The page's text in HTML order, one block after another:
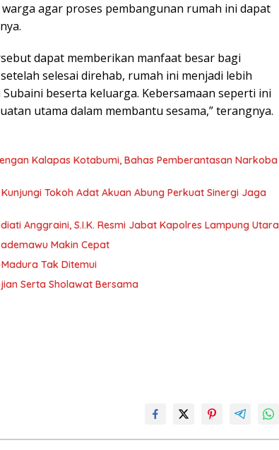
agar proses pembangunan rumah ini dapat
dapat memberikan manfaat besar bagi
selesai direhab, rumah ini menjadi lebih
beserta keluarga. Kebersamaan seperti ini
utama dalam membantu sesama,” terangnya.
Kalapas Kotabumi, Bahas Pemberantasan Narkoba
Tokoh Adat Akuan Abung Perkuat Sinergi Jaga
Anggraini, S.I.K. Resmi Jabat Kapolres Lampung Utara
Makin Cepat
Tak Ditemui
Serta Sholawat Bersama